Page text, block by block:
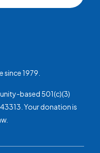
1979.
based 501(c)(3)
Your donation is